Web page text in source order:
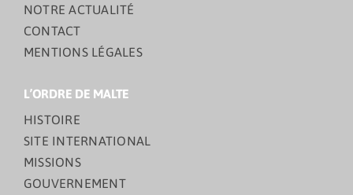
NOTRE ACTUALITÉ
CONTACT
MENTIONS LÉGALES
L’ORDRE DE MALTE
HISTOIRE
SITE INTERNATIONAL
MISSIONS
GOUVERNEMENT